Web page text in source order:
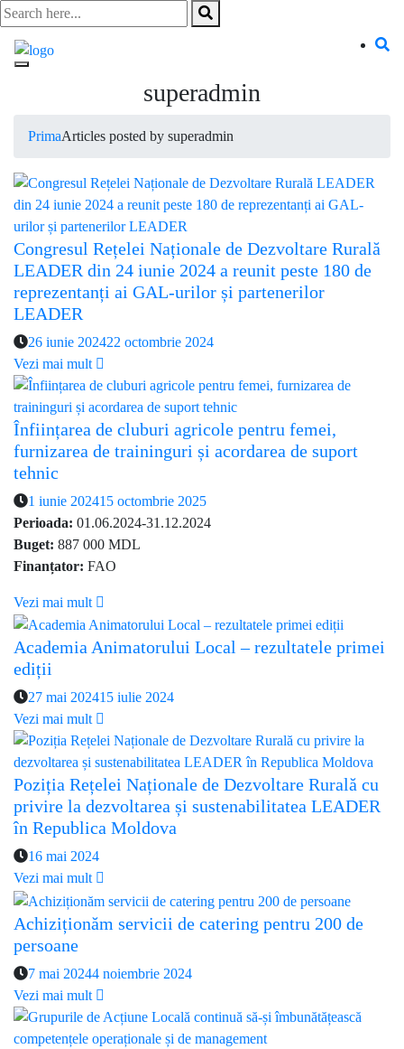
Skip
to
content
superadmin
PrimaArticles posted by superadmin
Congresul Rețelei Naționale de Dezvoltare Rurală
LEADER din 24 iunie 2024 a reunit peste 180 de
reprezentanți ai GAL-urilor și partenerilor
LEADER
26 iunie 202422 octombrie 2024
Vezi mai mult
Înființarea de cluburi agricole pentru femei,
furnizarea de traininguri și acordarea de suport
tehnic
1 iunie 202415 octombrie 2025
Perioada: 01.06.2024-31.12.2024
Buget: 887 000 MDL
Finanțator: FAO
Vezi mai mult
Academia Animatorului Local – rezultatele primei
ediții
27 mai 202415 iulie 2024
Vezi mai mult
Poziția Rețelei Naționale de Dezvoltare Rurală cu
privire la dezvoltarea și sustenabilitatea LEADER
în Republica Moldova
16 mai 2024
Vezi mai mult
Achiziționăm servicii de catering pentru 200 de
persoane
7 mai 20244 noiembrie 2024
Vezi mai mult